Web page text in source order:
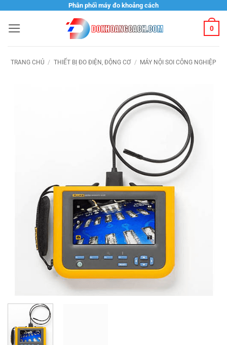
nội
Phân phối máy đo khoảng cách
0
TRANG CHỦ / THIẾT BỊ ĐO ĐIỆN, ĐỘNG CƠ / MÁY NỘI SOI CÔNG NGHIỆP